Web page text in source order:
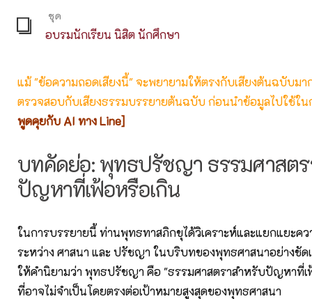
ชุด
อบรมนักเรียน นิสิต นักศึกษา
แม้ "ข้อความถอดเสียงนี้" จะพยายามให้ตรงกับเสียงต้นฉบับม
ตรวจสอบกับเสียงธรรมบรรยายต้นฉบับ ก่อนนำข้อมูลไปใช้ใน
พูดคุยกับ AI ทาง Line]
บทคัดย่อ: พุทธปรัชญา ธรรมศาสตร
ปัญหาที่เฟ้อหรือเกิน
ในการบรรยายนี้ ท่านพุทธทาสภิกขุได้วิเคราะห์และแยกแยะคว
ระหว่าง ศาสนา และ ปรัชญา ในบริบทของพุทธศาสนาอย่างชัด
ให้คำนิยามว่า พุทธปรัชญา คือ "ธรรมศาสตราสำหรับปัญหาที่เ
ที่อาจไม่จำเป็นโดยตรงต่อเป้าหมายสูงสุดของพุทธศาสนา